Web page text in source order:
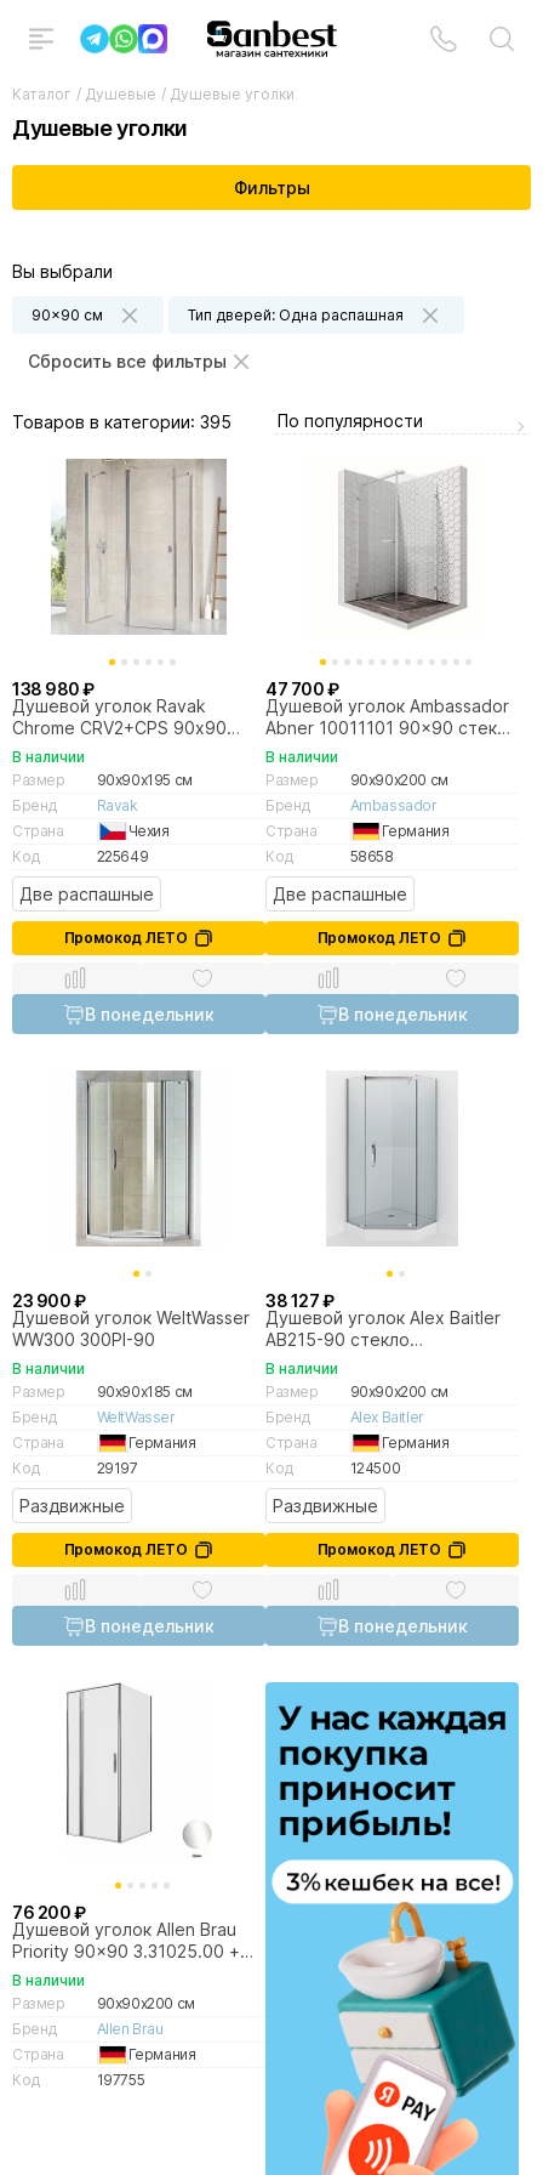
Каталог / Душевые / Душевые уголки
Душевые уголки
Фильтры
Вы выбрали
90x90 см Тип дверей: Одна распашная
Сбросить все фильтры
Товаров в категории: 395 По популярности
138 980 ₽
Душевой уголок Ravak
Chrome CRV2+CPS 90х90
профиль блестящий хром/
стекло прозрачное
В наличии
Размер
90x90x195 см
Бренд
Ravak
Страна
Чехия
Код
225649
Две распашные
Промокод ЛЕТО
В понедельник
47 700 ₽
Душевой уголок Ambassador
Abner 10011101 90x90 стекло
прозрачное/профиль хром
В наличии
Размер
90x90x200 см
Бренд
Ambassador
Страна
Германия
Код
58658
Две распашные
Промокод ЛЕТО
В понедельник
23 900 ₽
Душевой уголок WeltWasser
WW300 300PI-90
В наличии
Размер
90x90x185 см
Бренд
WeltWasser
Страна
Германия
Код
29197
Раздвижные
Промокод ЛЕТО
В понедельник
38 127 ₽
Душевой уголок Alex Baitler
AB215-90 стекло
прозрачное/профиль хром
В наличии
Размер
90x90x200 см
Бренд
Alex Baitler
Страна
Германия
Код
124500
Раздвижные
Промокод ЛЕТО
В понедельник
76 200 ₽
Душевой уголок Allen Brau
Priority 90x90 3.31025.00 +
3.31043.00 прозрачный/хром
В наличии
Размер
90x90x200 см
Бренд
Allen Brau
Страна
Германия
Код
197755